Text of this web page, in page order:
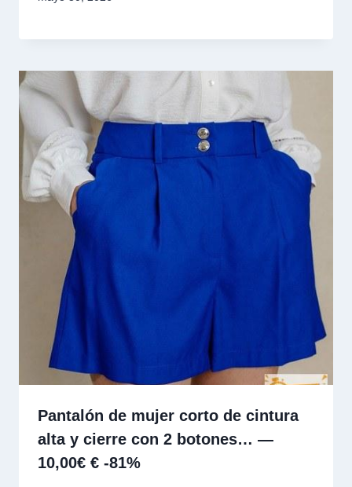
Pantalón de mujer corto de cintura
alta y cierre con 2 botones… —
10,00€ € -81%